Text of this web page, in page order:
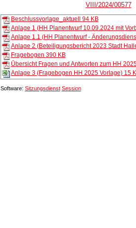
VIII/2024/00577
Beschlussvorlage_aktuell 94 KB
Anlage 1 (HH Planentwurf 10.09.2024 mit
Anlage 1.1 (HH Planentwurf -
Anlage 2 (Beteiligungsbericht 2023 Stadt
Fragebogen 390 KB
Übersicht Fragen und Antworten zum HH
Anlage 3 (Fragebogen HH 2025 Vorlage) 15
Software: Sitzungsdienst Session